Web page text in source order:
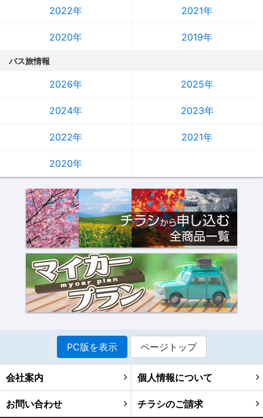
2022年 2021年
2020年 2019年
バス旅情報
2026年 2025年
2024年 2023年
2022年 2021年
2020年
PC版を表示 ページトップ
会社案内 個人情報について
お問い合わせ チラシのご請求